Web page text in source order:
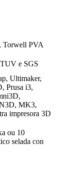
Torwell PVA
e SGS
Ultimaker,
Prusa i3,
MK3,
impresora 3D
ou 10
selada con